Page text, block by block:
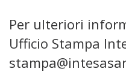
Per ulteriori
Ufficio Stampa